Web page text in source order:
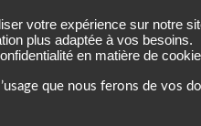
votre expérience sur notre
plus adaptée à vos besoins.
en matière de
que nous ferons de vos